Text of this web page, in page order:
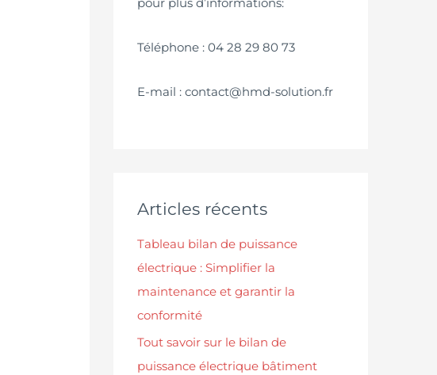
Téléphone : 04 28 29 80 73
E-mail : contact@hmd-solution.fr
Articles récents
Tableau bilan de puissance
électrique : Simplifier la
maintenance et garantir la
conformité
Tout savoir sur le bilan de
puissance électrique bâtiment